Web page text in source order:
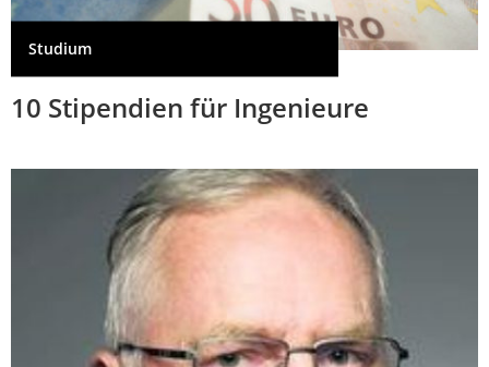
Studium
10 Stipendien für Ingenieure